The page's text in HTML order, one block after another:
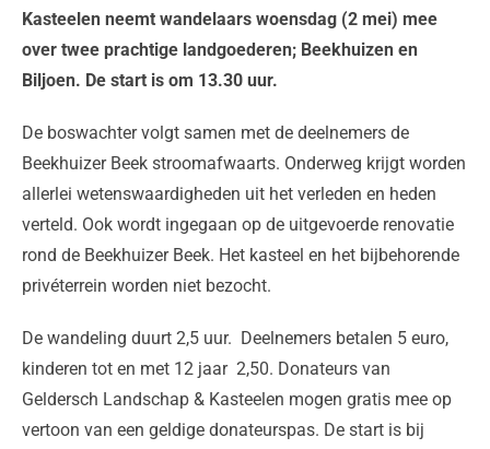
Kasteelen neemt wandelaars woensdag (2 mei) mee
over twee prachtige landgoederen; Beekhuizen en
Biljoen. De start is om 13.30 uur.
De boswachter volgt samen met de deelnemers de
Beekhuizer Beek stroomafwaarts. Onderweg krijgt worden
allerlei wetenswaardigheden uit het verleden en heden
verteld. Ook wordt ingegaan op de uitgevoerde renovatie
rond de Beekhuizer Beek. Het kasteel en het bijbehorende
privéterrein worden niet bezocht.
De wandeling duurt 2,5 uur. Deelnemers betalen 5 euro,
kinderen tot en met 12 jaar 2,50. Donateurs van
Geldersch Landschap & Kasteelen mogen gratis mee op
vertoon van een geldige donateurspas. De start is bij